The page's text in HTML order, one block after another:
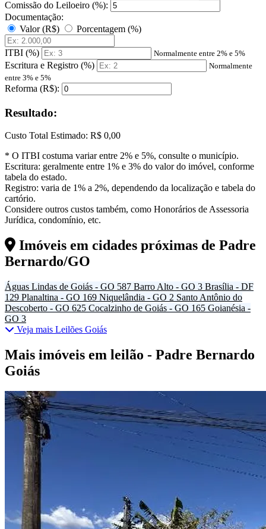
Comissão do Leiloeiro (%):
Documentação:
Valor (R$)
Porcentagem (%)
ITBI (%) Normalmente entre 2% e 5%
Escritura e Registro (%)
Normalmente
entre 3% e 5%
Reforma (R$):
Resultado:
Custo Total Estimado: R$ 0,00
* O ITBI costuma variar entre 2% e 5%, consulte o município.
Escritura: geralmente entre 1% e 3% do valor do imóvel, conforme
tabela do estado.
Registro: varia de 1% a 2%, dependendo da localização e tabela do
cartório.
Considere outros custos também, como Honorários de Assessoria
Jurídica, condomínio, etc.
Imóveis em cidades próximas de Padre
Bernardo/GO
Águas Lindas de Goiás - GO 587 Barro Alto - GO 3 Brasília - DF
129 Planaltina - GO 169 Niquelândia - GO 2 Santo Antônio do
Descoberto - GO 625 Cocalzinho de Goiás - GO 165 Goianésia -
GO 3
Veja mais Leilões Goiás
Mais imóveis em leilão - Padre Bernardo
Goiás